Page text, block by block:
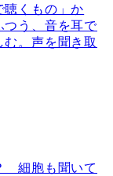
くもの」か
つう、音を耳で
。声を聞き取
細胞も聞いて